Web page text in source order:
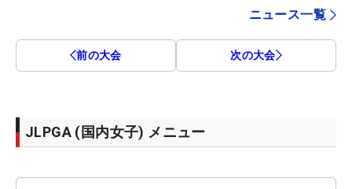
ニュース一覧
前の大会 次の大会
JLPGA (国内女子) メニュー